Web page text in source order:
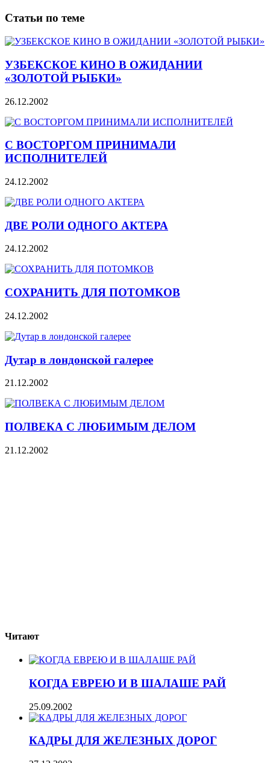
Статьи по теме
УЗБЕКСКОЕ КИНО В ОЖИДАНИИ
«ЗОЛОТОЙ РЫБКИ»
26.12.2002
С ВОСТОРГОМ ПРИНИМАЛИ
ИСПОЛНИТЕЛЕЙ
24.12.2002
ДВЕ РОЛИ ОДНОГО АКТЕРА
24.12.2002
СОХРАНИТЬ ДЛЯ ПОТОМКОВ
24.12.2002
Дутар в лондонской галерее
21.12.2002
ПОЛВЕКА С ЛЮБИМЫМ ДЕЛОМ
21.12.2002
Читают
КОГДА ЕВРЕЮ И В ШАЛАШЕ РАЙ
25.09.2002
КАДРЫ ДЛЯ ЖЕЛЕЗНЫХ ДОРОГ